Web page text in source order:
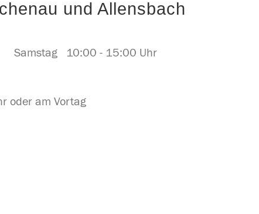
und Allensbach
10:00 - 15:00 Uhr
oder am Vortag